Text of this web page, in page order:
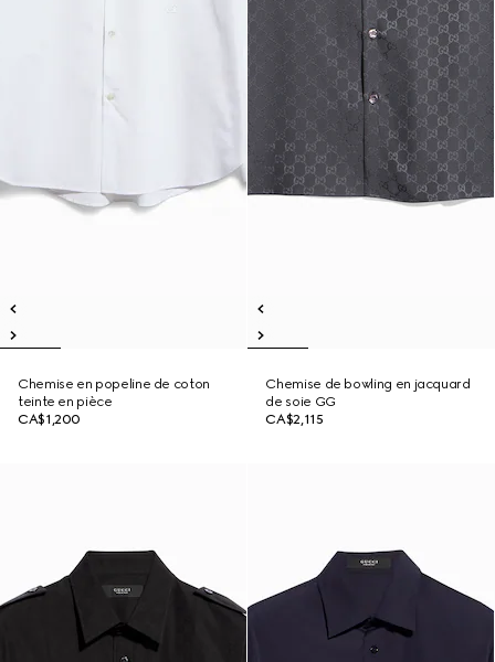
Chemise en popeline de coton
teinte en pièce
CA$1,200
Chemise de bowling en jacquard
de soie GG
CA$2,115